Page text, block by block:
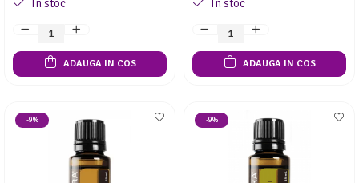
In stoc
ADAUGA IN COS
In stoc
ADAUGA IN COS
-9% -9%